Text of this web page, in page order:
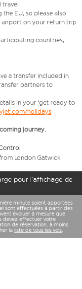
travel
EU, so please also
airport on your return trip
countries,
a transfer included in
partners to
in your 'get ready to
holidays
journey.
London Gatwick
pour l’affichage de
minute soient apportées
sont effectuées à partir des
évoluer à mesure que
devez effectuer votre
de réservation, à moins
la liste de tous les vols.